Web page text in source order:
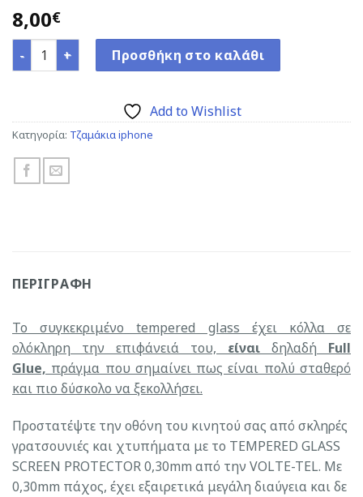
8,00€
VOLTE-TEL TEMPERED GLASS IPHONE 11 PRO/XS/X5.8"
Προσθήκη στο καλάθι
Add to Wishlist
Κατηγορία: Τζαμάκια iphone
ΠΕΡΙΓΡΑΦΉ
Το συγκεκριμένο tempered glass έχει κόλλα σε
ολόκληρη την επιφάνειά του, είναι δηλαδή Full
Glue, πράγμα που σημαίνει πως είναι πολύ σταθερό
και πιο δύσκολο να ξεκολλήσει.
Προστατέψτε την οθόνη του κινητού σας από σκληρές
γρατσουνιές και χτυπήματα με το TEMPERED GLASS
SCREEN PROTECTOR 0,30mm από την VOLTE-TEL. Με
0,30mm πάχος, έχει εξαιρετικά μεγάλη διαύγεια και δε